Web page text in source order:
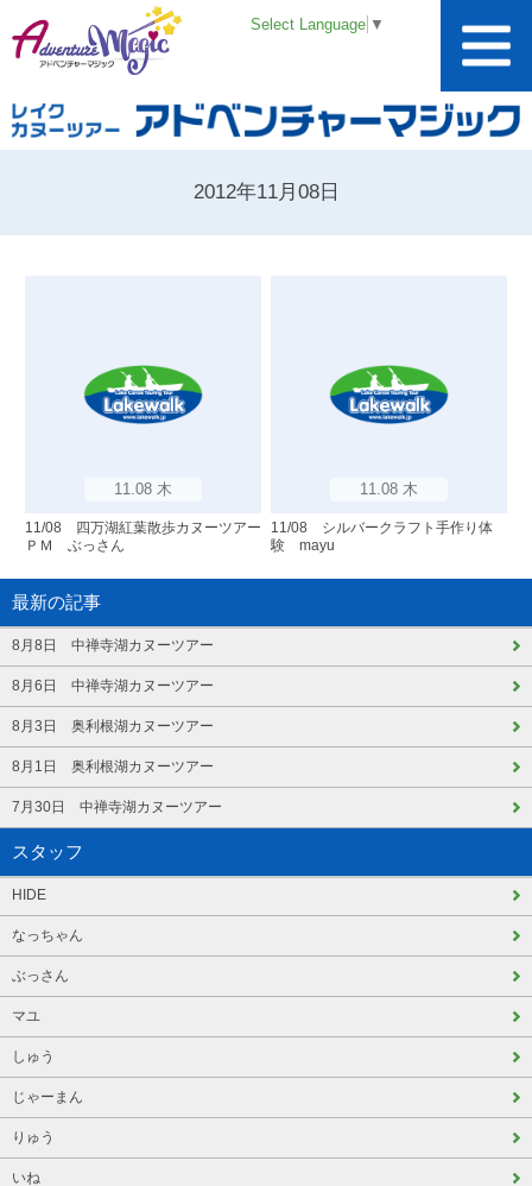
Select Language ▼
2012年11月08日
11.08 木
11/08 四万湖紅葉散歩カヌーツアー
ＰＭ ぶっさん
11.08 木
11/08 シルバークラフト手作り体
験 mayu
最新の記事
8月8日 中禅寺湖カヌーツアー
8月6日 中禅寺湖カヌーツアー
8月3日 奥利根湖カヌーツアー
8月1日 奥利根湖カヌーツアー
7月30日 中禅寺湖カヌーツアー
スタッフ
HIDE
なっちゃん
ぶっさん
マユ
しゅう
じゃーまん
りゅう
いね